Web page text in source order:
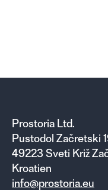
Prostoria Ltd.
Pustodol Začretski
49223 Sveti Križ
Kroatien
info@prostoria.eu